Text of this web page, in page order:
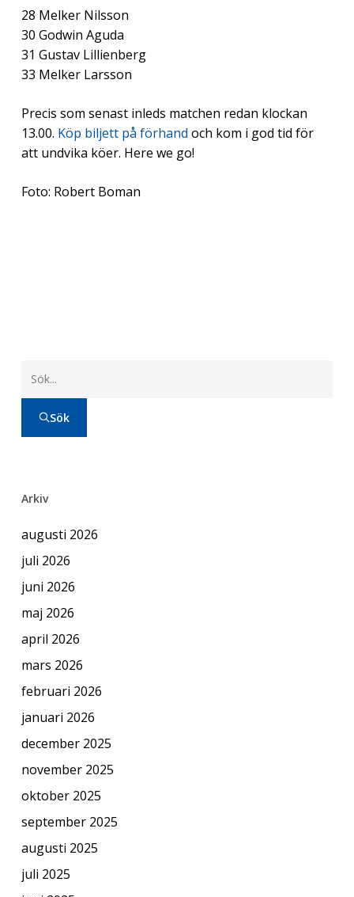
28 Melker Nilsson
30 Godwin Aguda
31 Gustav Lillienberg
33 Melker Larsson
Precis som senast inleds matchen redan klockan
13.00. Köp biljett på förhand och kom i god tid för
att undvika köer. Here we go!
Foto: Robert Boman
Sök
Arkiv
augusti 2026
juli 2026
juni 2026
maj 2026
april 2026
mars 2026
februari 2026
januari 2026
december 2025
november 2025
oktober 2025
september 2025
augusti 2025
juli 2025